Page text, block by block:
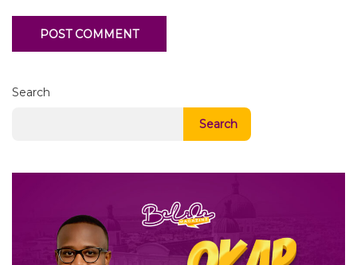
Search
Search